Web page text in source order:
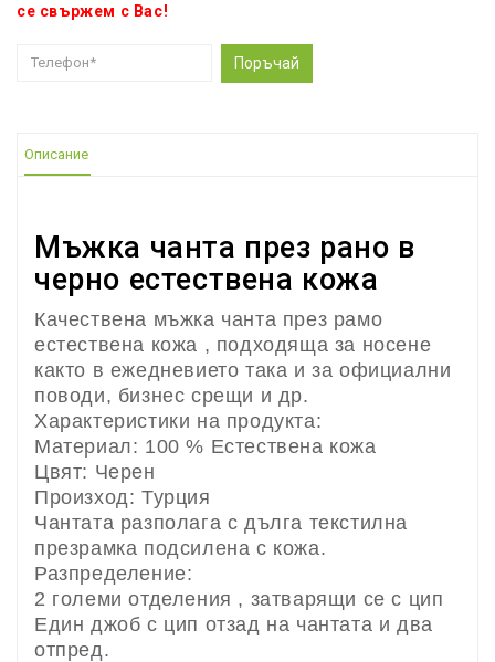
се свържем с Вас!
Поръчай
Описание
Мъжка чанта през рано в
черно естествена кожа
Качествена мъжка чанта през рамо
естествена кожа , подходяща за носене
както в ежедневието така и за официални
поводи, бизнес срещи и др.
Характеристики на продукта:
Материал: 100 % Естествена кожа
Цвят: Черен
Произход: Турция
Чантата разполага с дълга текстилна
презрамка подсилена с кожа.
Разпределение:
2 големи отделения , затварящи се с цип
Един джоб с цип отзад на чантата и два
отпред.